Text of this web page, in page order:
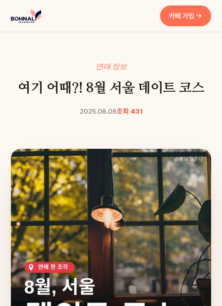
카페 가입 →
연애 정보
여기 어때?! 8월 서울 데이트 코스
2025.08.08조회 431